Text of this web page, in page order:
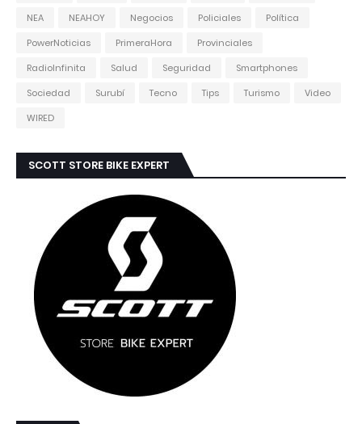
NEA
NEAHOY Negocios Policiales
Política
PowerNoticias
PrimeraHora
Provinciales
RadioInfinita
Salud Seguridad
Smartphones
Sociedad
Surubí Tecno Tips Turismo
Video
WIRED
SCOTT STORE BIKE EXPERT